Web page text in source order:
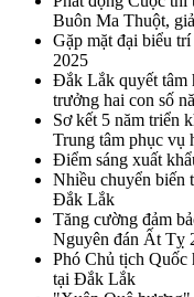
Buôn Ma Thuột,
Gặp mặt đại biểu
2025
Đắk Lắk quyết tâm
trưởng hai con số
Sơ kết 5 năm triển
Trung tâm phục vụ
Điểm sáng xuất
Nhiều chuyển biến
Đắk Lắk
Tăng cường đảm
Nguyên đán Ất Tỵ
Phó Chủ tịch Quốc
tại Đắk Lắk